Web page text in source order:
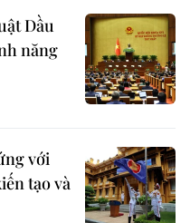
Dầu
năng
với
tạo và